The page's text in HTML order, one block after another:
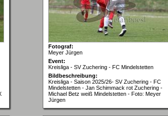
Fotograf:
Meyer Jürgen
Event:
Kreisliga - SV Zuchering - FC Mindelstetten
Bildbeschreibung:
Kreisliga - Saison 2025/26- SV Zuchering - FC
Mindelstetten - Jan Schimmack rot Zuchering -
Michael Betz weiß Mindelstetten - Foto: Meyer
Jürgen